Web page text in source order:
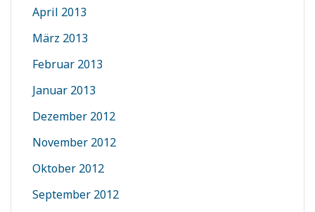
April 2013
März 2013
Februar 2013
Januar 2013
Dezember 2012
November 2012
Oktober 2012
September 2012